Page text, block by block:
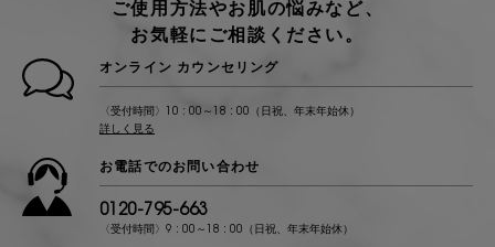
ご使用方法やお肌の悩みなど、
お気軽にご相談ください。
オンライン カウンセリング
〈受付時間〉10 : 00～18 : 00（日祝、年末年始休）
詳しく見る
お電話でのお問い合わせ
0120-795-663
〈受付時間〉9 : 00～18 : 00（日祝、年末年始休）